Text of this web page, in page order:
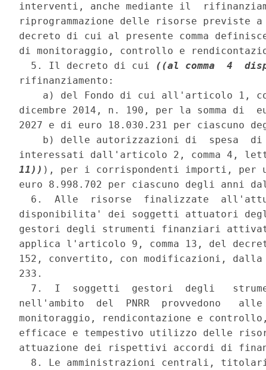
interventi, anche mediante il
riprogrammazione delle risorse
decreto di cui al presente comma
di monitoraggio, controllo e
  5. Il decreto di cui
((al comma  4
rifinanziamento:
a) del Fondo di cui all'articolo 1,
dicembre 2014, n. 190, per la somma di
2027 e di euro 18.030.231 per ciascuno
b) delle autorizzazioni di  spesa
interessati dall'articolo 2, comma 4,
11)) ), per i corrispondenti importi, per
euro 8.998.702 per ciascuno degli anni
6.  Alle  risorse  finalizzate
disponibilita' dei soggetti attuatori
gestori degli strumenti finanziari
applica l'articolo 9, comma 13, del
152, convertito, con modificazioni, dalla
233.
7.  I  soggetti  gestori  degli
nell'ambito  del  PNRR  provvedono
monitoraggio, rendicontazione e
efficace e tempestivo utilizzo delle
attuazione dei rispettivi accordi di
8. Le amministrazioni centrali,